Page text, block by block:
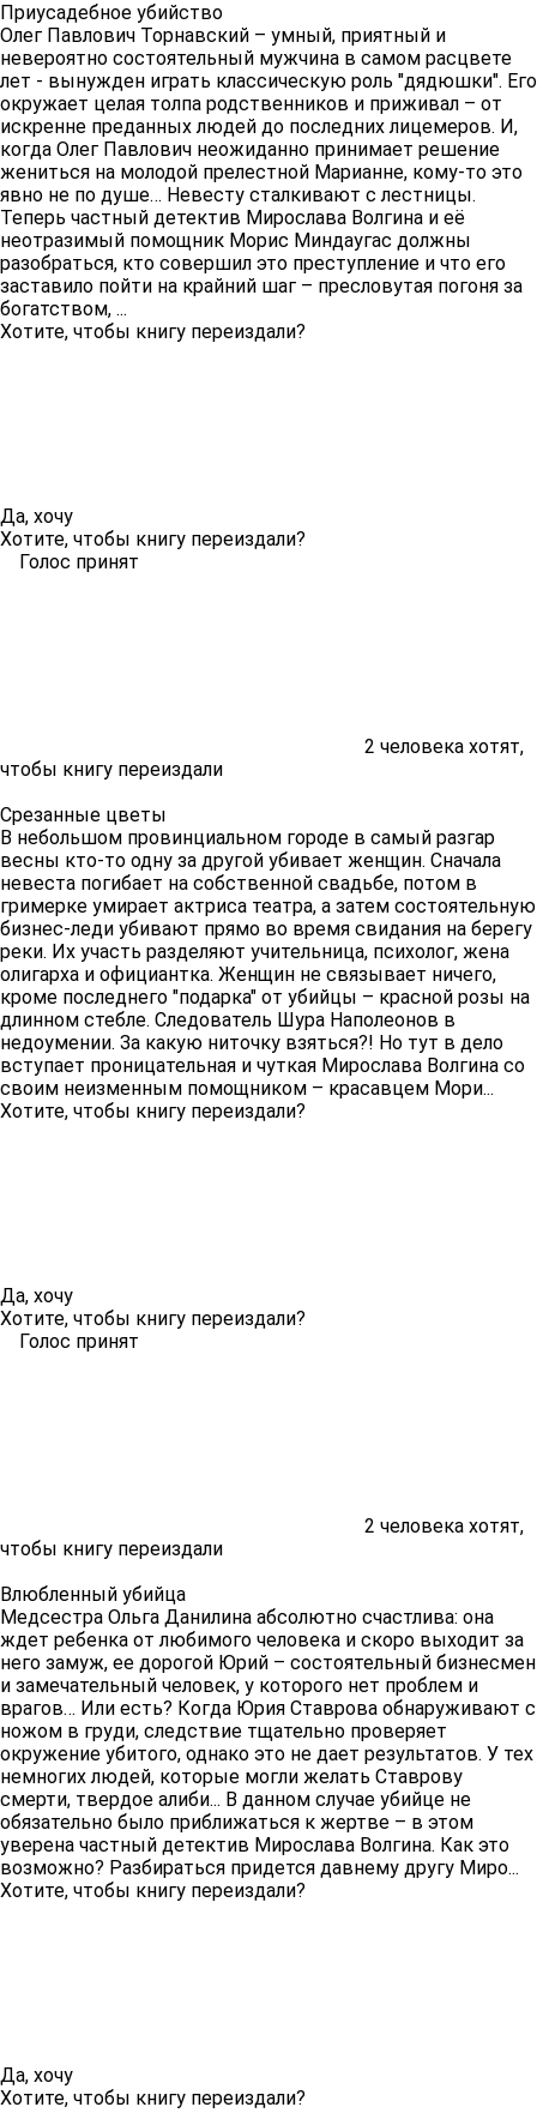
Приусадебное убийство
Олег Павлович Торнавский – умный, приятный и
невероятно состоятельный мужчина в самом расцвете
лет - вынужден играть классическую роль "дядюшки". Его
окружает целая толпа родственников и приживал – от
искренне преданных людей до последних лицемеров. И,
когда Олег Павлович неожиданно принимает решение
жениться на молодой прелестной Марианне, кому-то это
явно не по душе… Невесту сталкивают с лестницы.
Теперь частный детектив Мирослава Волгина и её
неотразимый помощник Морис Миндаугас должны
разобраться, кто совершил это преступление и что его
заставило пойти на крайний шаг – пресловутая погоня за
богатством, ...
Хотите, чтобы книгу переиздали?
Да, хочу
Хотите, чтобы книгу переиздали?
Голос принят
2 человека хотят,
чтобы книгу переиздали
Срезанные цветы
В небольшом провинциальном городе в самый разгар
весны кто-то одну за другой убивает женщин. Сначала
невеста погибает на собственной свадьбе, потом в
гримерке умирает актриса театра, а затем состоятельную
бизнес-леди убивают прямо во время свидания на берегу
реки. Их участь разделяют учительница, психолог, жена
олигарха и официантка. Женщин не связывает ничего,
кроме последнего "подарка" от убийцы – красной розы на
длинном стебле. Следователь Шура Наполеонов в
недоумении. За какую ниточку взяться?! Но тут в дело
вступает проницательная и чуткая Мирослава Волгина со
своим неизменным помощником – красавцем Мори...
Хотите, чтобы книгу переиздали?
Да, хочу
Хотите, чтобы книгу переиздали?
Голос принят
2 человека хотят,
чтобы книгу переиздали
Влюбленный убийца
Медсестра Ольга Данилина абсолютно счастлива: она
ждет ребенка от любимого человека и скоро выходит за
него замуж, ее дорогой Юрий – состоятельный бизнесмен
и замечательный человек, у которого нет проблем и
врагов… Или есть? Когда Юрия Ставрова обнаруживают с
ножом в груди, следствие тщательно проверяет
окружение убитого, однако это не дает результатов. У тех
немногих людей, которые могли желать Ставрову
смерти, твердое алиби... В данном случае убийце не
обязательно было приближаться к жертве – в этом
уверена частный детектив Мирослава Волгина. Как это
возможно? Разбираться придется давнему другу Миро...
Хотите, чтобы книгу переиздали?
Да, хочу
Хотите, чтобы книгу переиздали?